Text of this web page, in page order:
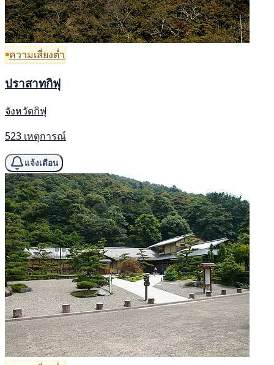
ความเสี่ยงต่ำ
ปราสาทกิฟุ
จังหวัดกิฟุ
523 เหตุการณ์
แจ้งเตือน